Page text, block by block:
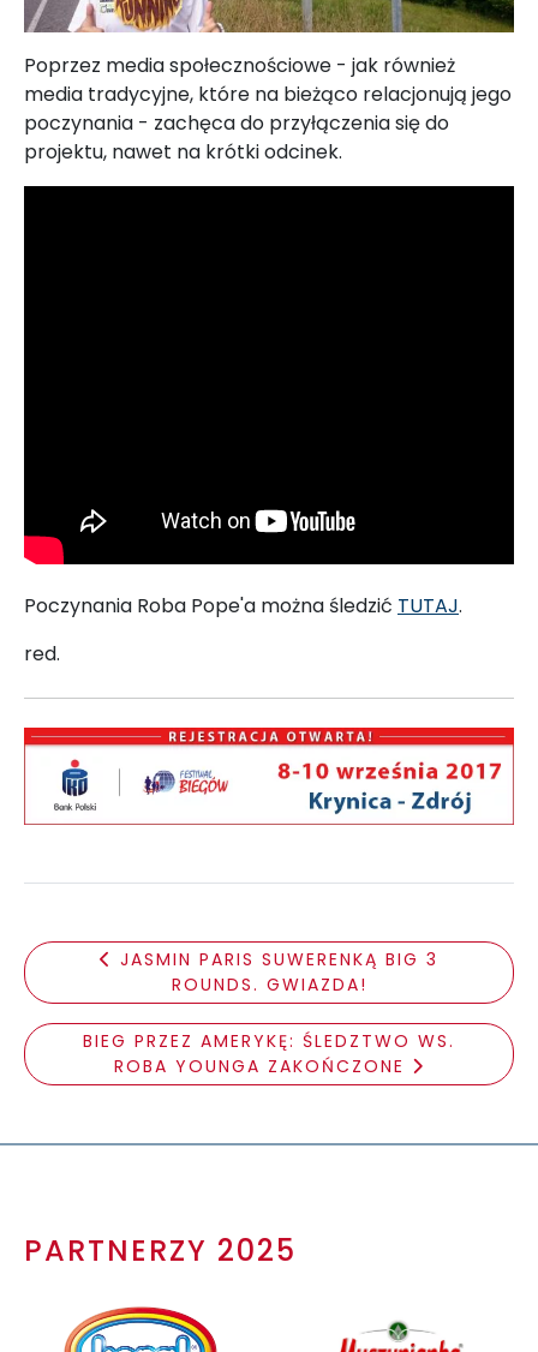
Poprzez media społecznościowe - jak również
media tradycyjne, które na bieżąco relacjonują jego
poczynania - zachęca do przyłączenia się do
projektu, nawet na krótki odcinek.
Poczynania Roba Pope'a można śledzić TUTAJ.
red.
JASMIN PARIS SUWERENKĄ BIG 3
ROUNDS. GWIAZDA!
BIEG PRZEZ AMERYKĘ: ŚLEDZTWO WS.
ROBA YOUNGA ZAKOŃCZONE
PARTNERZY 2025